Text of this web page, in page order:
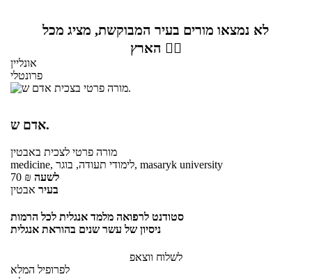
לא נמצאו מורים בעיר המבוקשת, מציג מכל
הארץ 👇🏼
אונליין
פרונטלי
אדם ש.
מורה פרטי לצכית באבטין
medicine, לימודי תעודה, בוגר, masaryk university
70 ₪ לשעה
בעיר אבטין
סטודנט לרפואה מלמד אנגלית לכל הרמות
ניסיון של עשר שנים בהוראת אנגלית
לשלוח ווצאפ
לפרופיל המלא